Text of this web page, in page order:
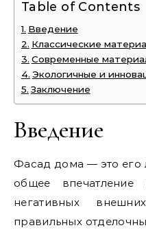
Table of Contents
Введение
Классические
Современные
Экологичные и
Заключение
Введение
Фасад дома — это его
общее
негативных
правильных